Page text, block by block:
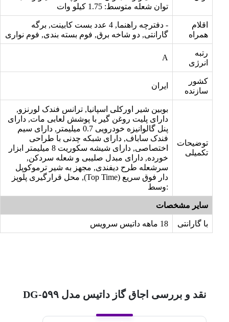
توان شعله متوسط: 1.75 کیلو وات
اقلام
همراه
- دفترچه راهنما, 4 عدد بست کابینت, برگه
گارانتی, دو شاخه برق, فوم بسته بندی, فوم نواری
رتبه
انرژی
A
کشور
سازنده
ایران
توضیحات
تکمیلی
بوبین شیر اورکلی اسپانیا, ترانس فندک لورنزو,
دارای پلیت روغن گیر با پوشش لعابی مات, دارای
پنل گالوانیزه خودرویی 0.7 میلیمتر, دارای سیم
فندک ساباف, دارای شبکه چدنی با طراحی
اختصاصی, دارای شیشه سکوریت 8 میلیمتر ابزار
خورده, دارای مبدل صلیبی و شعله سردکن,
سرشعله طرح دیفندی, مجهز به شیر ترموکوپل
دار فوق سریع (Top Time), محل قرارگیری پلوپز
:وسط
سایر مشخصات
با گارانتی 18 ماهه داتیس سرویس
نقد و بررسی اجاق گاز داتیس مدل DG-۵۹۹